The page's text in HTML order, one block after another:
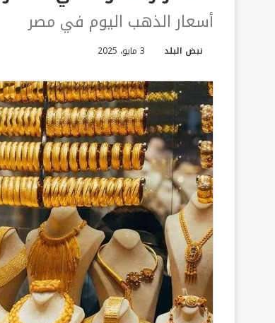
أسعار الذهب اليوم في مصر
نبض البلد 3 مايو، 2025